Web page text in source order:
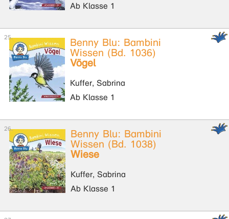
Ab Klasse 1
Benny Blu: Bambini
Wissen (Bd. 1036)
Vögel
Kuffer, Sabrina
Ab Klasse 1
Benny Blu: Bambini
Wissen (Bd. 1038)
Wiese
Kuffer, Sabrina
Ab Klasse 1